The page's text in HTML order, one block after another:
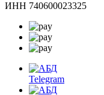
ИНН 740600023325
Telegram